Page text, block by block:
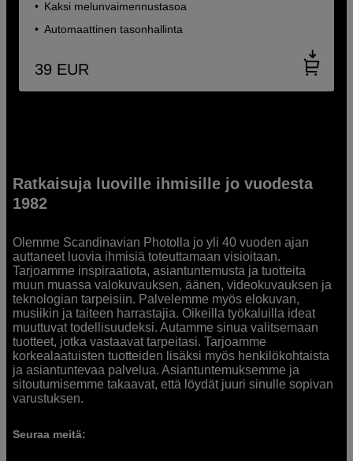
Kaksi melunvaimennustasoa
Automaattinen tasonhallinta
39 EUR
Ratkaisuja luoville ihmisille jo vuodesta
1982
Olemme Scandinavian Photolla jo yli 40 vuoden ajan
auttaneet luovia ihmisiä toteuttamaan visioitaan.
Tarjoamme inspiraatiota, asiantuntemusta ja tuotteita
muun muassa valokuvauksen, äänen, videokuvauksen ja
teknologian tarpeisiin. Palvelemme myös elokuvan,
musiikin ja taiteen harrastajia. Oikeilla työkaluilla ideat
muuttuvat todellisuudeksi. Autamme sinua valitsemaan
tuotteet, jotka vastaavat tarpeitasi. Tarjoamme
korkealaatuisten tuotteiden lisäksi myös henkilökohtaista
ja asiantuntevaa palvelua. Asiantuntemuksemme ja
sitoutumisemme takaavat, että löydät juuri sinulle sopivan
varustuksen.
Seuraa meitä: